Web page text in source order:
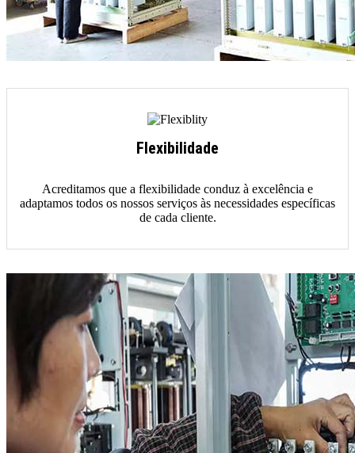
Flexibilidade
Acreditamos que a flexibilidade conduz à excelência e
adaptamos todos os nossos serviços às necessidades específicas
de cada cliente.